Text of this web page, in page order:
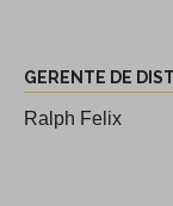
o
s
e
r
GERENTE DE
Ralph Felix